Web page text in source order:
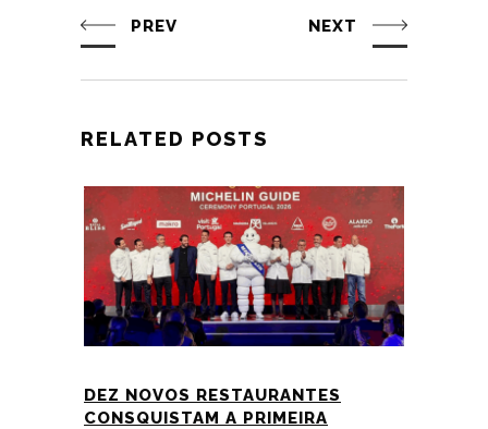
PREV NEXT
RELATED POSTS
DEZ NOVOS RESTAURANTES
CONSQUISTAM A PRIMEIRA